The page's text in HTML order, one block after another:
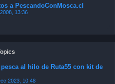
a PescandoConMosca.cl
13:36
al hilo de Ruta55 con kit de
2023, 10:48